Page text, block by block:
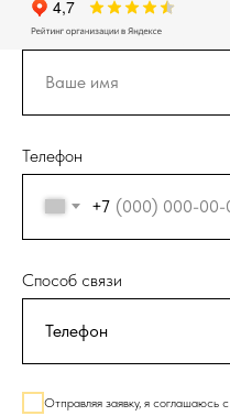
Телефон
+7
Способ связи
Отправляя заявку, я соглашаюсь с